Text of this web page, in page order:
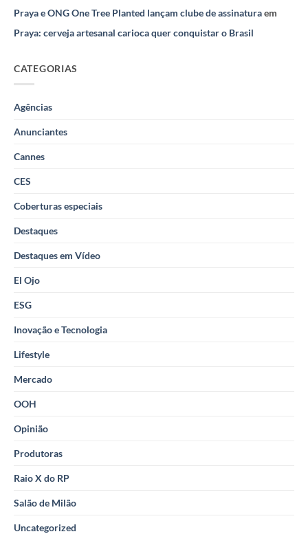
Praya e ONG One Tree Planted lançam clube de assinaturaem
Praya: cerveja artesanal carioca quer conquistar o Brasil
CATEGORIAS
Agências
Anunciantes
Cannes
CES
Coberturas especiais
Destaques
Destaques em Vídeo
El Ojo
ESG
Inovação e Tecnologia
Lifestyle
Mercado
OOH
Opinião
Produtoras
Raio X do RP
Salão de Milão
Uncategorized